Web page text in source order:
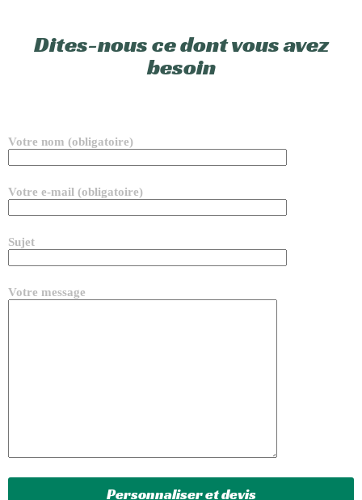
Dites-nous ce dont vous avez
besoin
Votre nom (obligatoire)
Votre e-mail (obligatoire)
Sujet
Votre message